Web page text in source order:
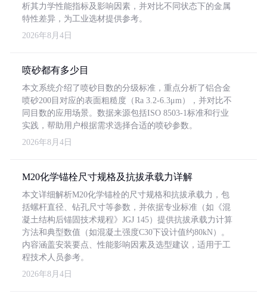
析其力学性能指标及影响因素，并对比不同状态下的金属
特性差异，为工业选材提供参考。
2026年8月4日
喷砂都有多少目
本文系统介绍了喷砂目数的分级标准，重点分析了铝合金
喷砂200目对应的表面粗糙度（Ra 3.2-6.3μm），并对比不
同目数的应用场景。数据来源包括ISO 8503-1标准和行业
实践，帮助用户根据需求选择合适的喷砂参数。
2026年8月4日
M20化学锚栓尺寸规格及抗拔承载力详解
本文详细解析M20化学锚栓的尺寸规格和抗拔承载力，包
括螺杆直径、钻孔尺寸等参数，并依据专业标准（如《混
凝土结构后锚固技术规程》JGJ 145）提供抗拔承载力计算
方法和典型数值（如混凝土强度C30下设计值约80kN）。
内容涵盖安装要点、性能影响因素及选型建议，适用于工
程技术人员参考。
2026年8月4日